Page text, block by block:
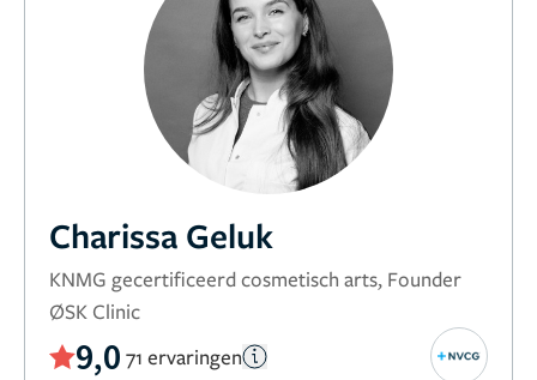
Charissa Geluk
KNMG gecertificeerd cosmetisch arts, Founder
ØSK Clinic
9,0 71 ervaringen